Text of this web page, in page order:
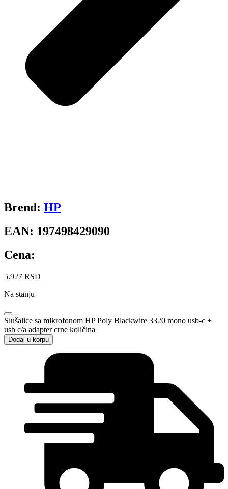
Brend: HP
EAN: 197498429090
Cena:
5.927 RSD
Na stanju
Slušalice sa mikrofonom HP Poly Blackwire 3320 mono usb-c +
usb c/a adapter crne količina
Dodaj u korpu